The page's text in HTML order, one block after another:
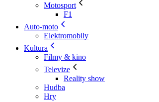
Motosport
F1
Auto-moto
Elektromobily
Kultura
Filmy & kino
Televize
Reality show
Hudba
Hry